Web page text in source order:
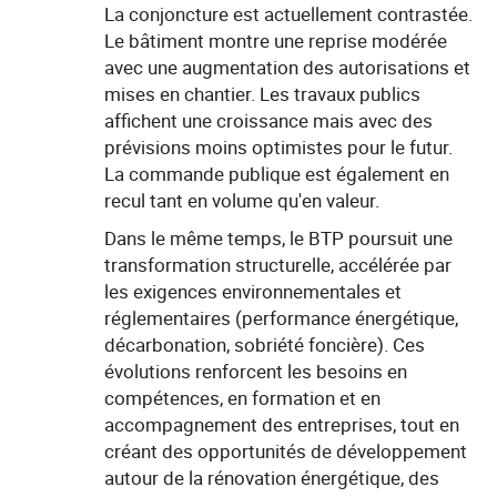
La conjoncture est actuellement contrastée.
Le bâtiment montre une reprise modérée
avec une augmentation des autorisations et
mises en chantier. Les travaux publics
affichent une croissance mais avec des
prévisions moins optimistes pour le futur.
La commande publique est également en
recul tant en volume qu'en valeur.
Dans le même temps, le BTP poursuit une
transformation structurelle, accélérée par
les exigences environnementales et
réglementaires (performance énergétique,
décarbonation, sobriété foncière). Ces
évolutions renforcent les besoins en
compétences, en formation et en
accompagnement des entreprises, tout en
créant des opportunités de développement
autour de la rénovation énergétique, des